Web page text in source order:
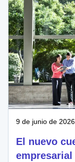
9 de junio de 2026
El nuevo
empresarial